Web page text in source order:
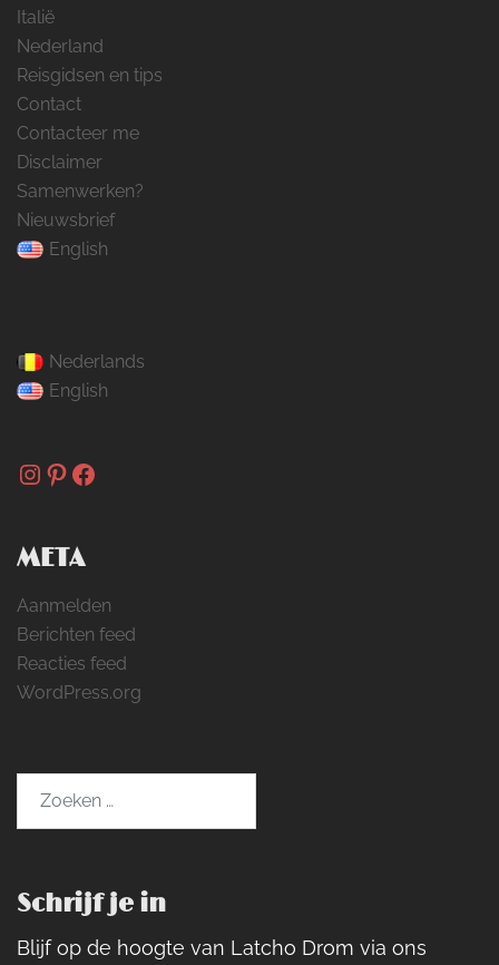
Italië
Nederland
Reisgidsen en tips
Contact
Contacteer me
Disclaimer
Samenwerken?
Nieuwsbrief
English
Nederlands
English
Instagram
Pinterest
Facebook
META
Aanmelden
Berichten feed
Reacties feed
WordPress.org
Schrijf je in
Blijf op de hoogte van Latcho Drom via ons